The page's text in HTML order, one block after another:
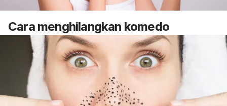
Cara menghilangkan komedo